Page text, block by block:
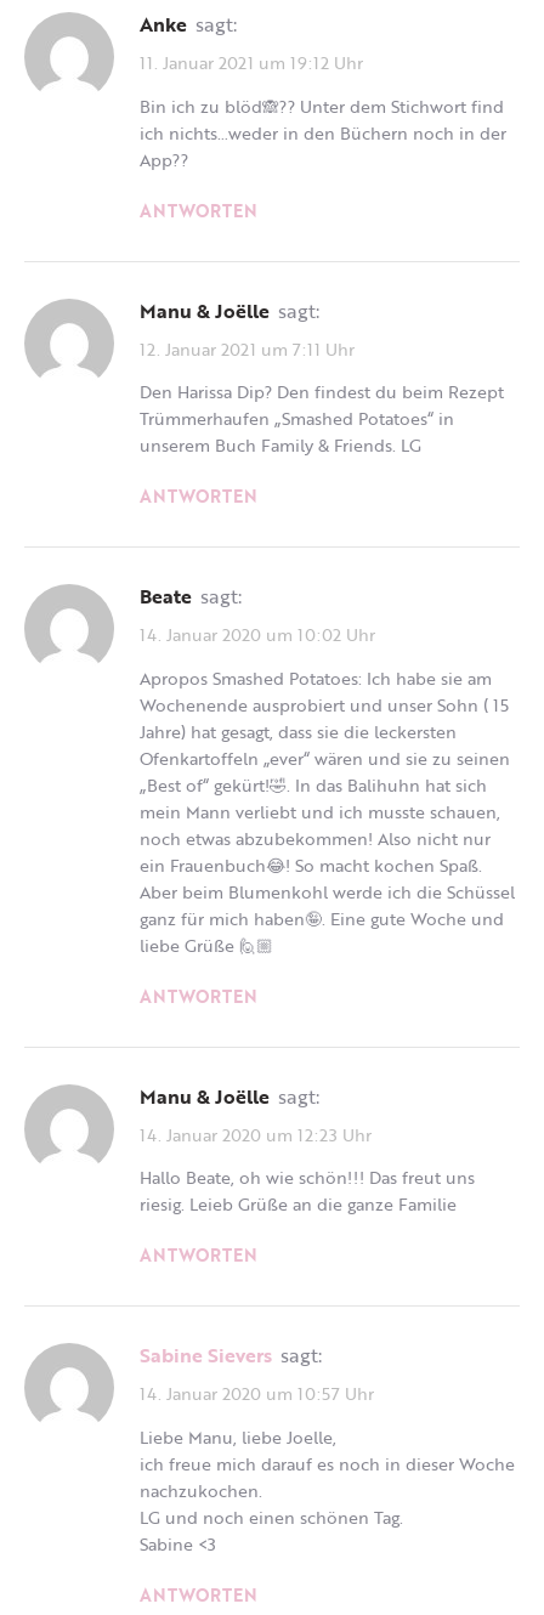
Anke sagt:
11. Januar 2021 um 19:12 Uhr
Bin ich zu blöd🙈?? Unter dem Stichwort find
ich nichts…weder in den Büchern noch in der
App??
ANTWORTEN
Manu & Joëlle sagt:
12. Januar 2021 um 7:11 Uhr
Den Harissa Dip? Den findest du beim Rezept
Trümmerhaufen „Smashed Potatoes“ in
unserem Buch Family & Friends. LG
ANTWORTEN
Beate sagt:
14. Januar 2020 um 10:02 Uhr
Apropos Smashed Potatoes: Ich habe sie am
Wochenende ausprobiert und unser Sohn ( 15
Jahre) hat gesagt, dass sie die leckersten
Ofenkartoffeln „ever“ wären und sie zu seinen
„Best of“ gekürt!🤣. In das Balihuhn hat sich
mein Mann verliebt und ich musste schauen,
noch etwas abzubekommen! Also nicht nur
ein Frauenbuch😂! So macht kochen Spaß.
Aber beim Blumenkohl werde ich die Schüssel
ganz für mich haben🤪. Eine gute Woche und
liebe Grüße 🙋🏼
ANTWORTEN
Manu & Joëlle sagt:
14. Januar 2020 um 12:23 Uhr
Hallo Beate, oh wie schön!!! Das freut uns
riesig. Leieb Grüße an die ganze Familie
ANTWORTEN
Sabine Sievers sagt:
14. Januar 2020 um 10:57 Uhr
Liebe Manu, liebe Joelle,
ich freue mich darauf es noch in dieser Woche
nachzukochen.
LG und noch einen schönen Tag.
Sabine <3
ANTWORTEN